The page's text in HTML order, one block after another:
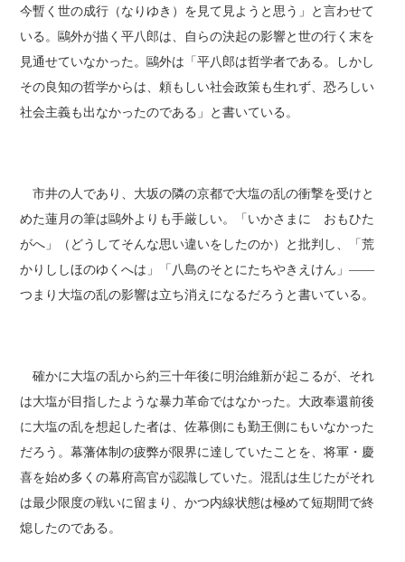
今暫く世の成行（なりゆき）を見て見ようと思う」と言わせて
いる。鷗外が描く平八郎は、自らの決起の影響と世の行く末を
見通せていなかった。鷗外は「平八郎は哲学者である。しかし
その良知の哲学からは、頼もしい社会政策も生れず、恐ろしい
社会主義も出なかったのである」と書いている。
市井の人であり、大坂の隣の京都で大塩の乱の衝撃を受けと
めた蓮月の筆は鷗外よりも手厳しい。「いかさまに おもひた
がへ」（どうしてそんな思い違いをしたのか）と批判し、「荒
かりししほのゆくへは」「八島のそとにたちやきえけん」――
つまり大塩の乱の影響は立ち消えになるだろうと書いている。
確かに大塩の乱から約三十年後に明治維新が起こるが、それ
は大塩が目指したような暴力革命ではなかった。大政奉還前後
に大塩の乱を想起した者は、佐幕側にも勤王側にもいなかった
だろう。幕藩体制の疲弊が限界に達していたことを、将軍・慶
喜を始め多くの幕府高官が認識していた。混乱は生じたがそれ
は最少限度の戦いに留まり、かつ内線状態は極めて短期間で終
熄したのである。